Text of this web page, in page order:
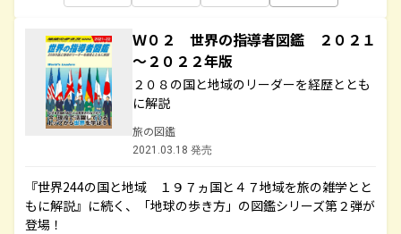
Ｗ０２ 世界の指導者図鑑 ２０２１
～２０２２年版
２０８の国と地域のリーダーを経歴ととも
に解説
旅の図鑑
2021.03.18 発売
『世界244の国と地域 １９７ヵ国と４７地域を旅の雑学とと
もに解説』に続く、「地球の歩き方」の図鑑シリーズ第２弾が
登場！